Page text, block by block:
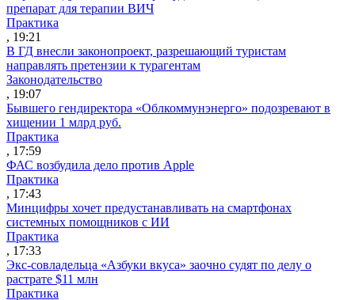
препарат для терапии ВИЧ
Практика
, 19:21
В ГД внесли законопроект, разрешающий туристам
направлять претензии к турагентам
Законодательство
, 19:07
Бывшего гендиректора «Облкоммунэнерго» подозревают в
хищении 1 млрд руб.
Практика
, 17:59
ФАС возбудила дело против Apple
Практика
, 17:43
Минцифры хочет предустанавливать на смартфонах
системных помощников с ИИ
Практика
, 17:33
Экс-совладельца «Азбуки вкуса» заочно судят по делу о
растрате $11 млн
Практика